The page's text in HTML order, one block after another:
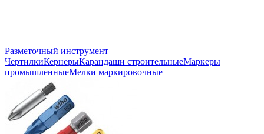
Разметочный инструмент
ЧертилкиКернерыКарандаши строительныеМаркеры
промышленныеМелки маркировочные